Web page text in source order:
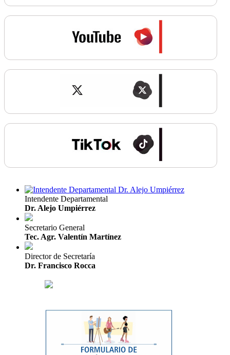
Intendente Departamental
Dr. Alejo Umpiérrez
Secretario General
Tec. Agr. Valentín Martínez
Director de Secretaría
Dr. Francisco Rocca